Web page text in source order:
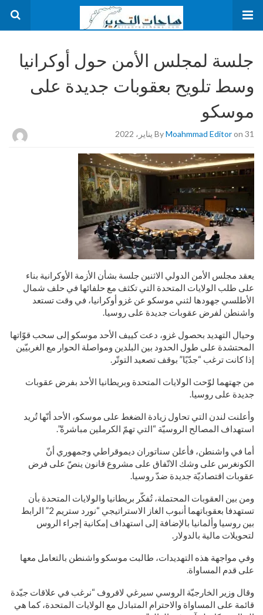
جلسة لمجلس الأمن حول أوكرانيا
وسط تلويح بعقوبات جديدة على
موسكو
ByMoahmmad Editoron 31 يناير، 2022
يعقد مجلس الأمن الدولي الاثنين جلسة بشأن الأزمة الأوكرانية بناء
على طلب الولايات المتحدة التي تكثف مع حلفائها في حلف شمال
الأطلسي جهودها لثني موسكو عن غزو أوكرانيا، في وقت تستعد
واشنطن لفرض عقوبات جديدة على روسيا.
وحيال التهديد بحصول غزو، دعت كييف الأحد موسكو إلى سحب قوّاتها
المحتشدة على طول الحدود بين البلدين ومواصلة الحوار مع الغربيّين
إذا كانت ترغب “جدّيًا” بوقف تصعيد التوتّر.
من جهتهما لوّحت الولايات المتحدة وبريطانيا الأحد بفرض عقوبات
جديدة على روسيا.
وأعلنت لندن التي تحاول زيادة الضغط على موسكو، الأحد أنّها تُريد
استهداف المصالح الروسيّة “التي تهمّ الكرملين مباشرةً”.
أما في واشنطن، فأعلن سناتوران ديموقراطي وجمهوري أنّ
الكونغرس على وشك الاتّفاق على مشروع قانون ينصّ على فرض
عقوبات اقتصاديّة جديدة ضدّ روسيا.
ومن بين العقوبات المحتملة، تُفكّر بريطانيا والولايات المتحدة بأن
تستهدفا بعقوباتهما أنبوب الغاز الاستراتيجي “نورد ستريم 2” الرابط
بين روسيا وألمانيا بالإضافة إلى استهداف إمكانية إجراء الروس
لتحويلات مالية بالدولار.
وفي مواجهة هذه التهديدات، طالبت موسكو واشنطن بالتعامل معها
على قدم المساواة.
وقال وزير الخارجيّة الروسي سيرغي لافروف “نرغب في علاقات جيّدة
قائمة على المساواة والاحترام المتبادل مع الولايات المتحدة، كما هي